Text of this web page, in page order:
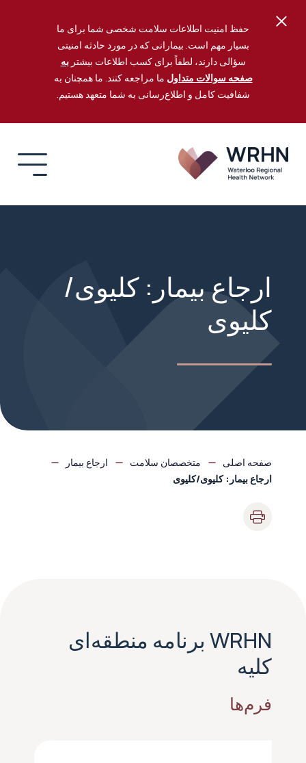
حفظ امنیت اطلاعات سلامت شخصی شما برای ما
بسیار مهم است. بیمارانی که در مورد حادثه امنیتی
سؤالی دارند، لطفاً برای کسب اطلاعات بیشتربه
صفحه سوالات متداول ما مراجعه کنند. ما همچنان به
شفافیت کامل و اطلاع‌رسانی به شما متعهد هستیم.
ارجاع بیمار: کلیوی/
کلیوی
صفحه اصلی متخصصان سلامت
ارجاع بیمار
ارجاع بیمار: کلیوی/کلیوی
WRHN برنامه منطقه‌ای
کلیه
فرم‌ها